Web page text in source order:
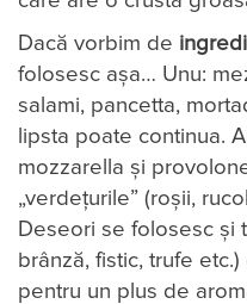
Dacă vorbim de
folosesc așa… Unu:
salami, pancetta,
lipsta poate continua.
mozzarella și
„verdețurile” (roșii,
Deseori se folosesc și
brânză, fistic, trufe
pentru un plus de